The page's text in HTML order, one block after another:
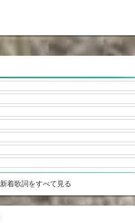
新着歌詞をすべて見る